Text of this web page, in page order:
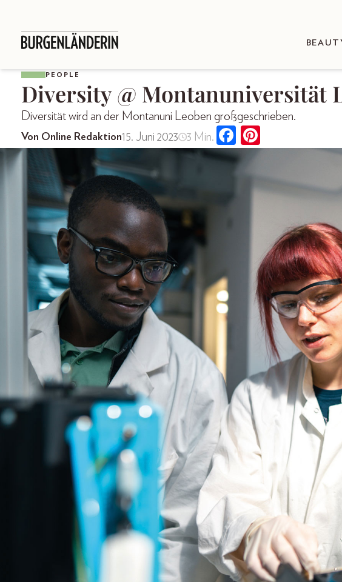
PEOPLE
Diversity @ Montanuniversität
Diversität wird an der Montanuni Leoben großgeschrieben.
Von Online Redaktion15. Juni 2023 3 Min.